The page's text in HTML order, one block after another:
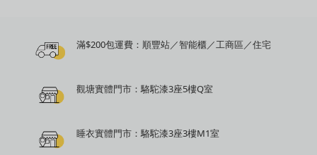
滿$200包運費：順豐站／智能櫃／工商區／住宅
觀塘實體門市：駱駝漆3座5樓Q室
睡衣實體門市：駱駝漆3座3樓M1室